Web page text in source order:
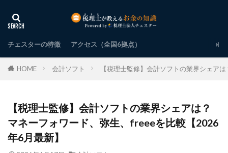
チェスターの特徴 アクセス（全国6拠点）
HOME 会計ソフト 【税理士監修】会計ソフトの業界シェア
【税理士監修】会計ソフトの業界シェアは？
マネーフォワード、弥生、freeeを比較【2026
年6月最新】